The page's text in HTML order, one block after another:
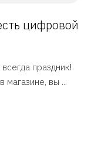
цифровой
праздник!
магазине, вы ...